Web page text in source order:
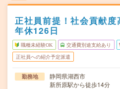
正社員前提！社会貢献
年休126日
職種未経験OK 交通費別途支給あり
正社員への紹介予定派遣
勤務地
静岡県湖西市
新所原駅から徒歩14分